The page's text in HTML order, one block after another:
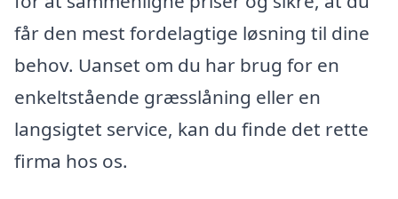
får den mest fordelagtige løsning til dine
behov. Uanset om du har brug for en
enkeltstående græsslåning eller en
langsigtet service, kan du finde det rette
firma hos os.